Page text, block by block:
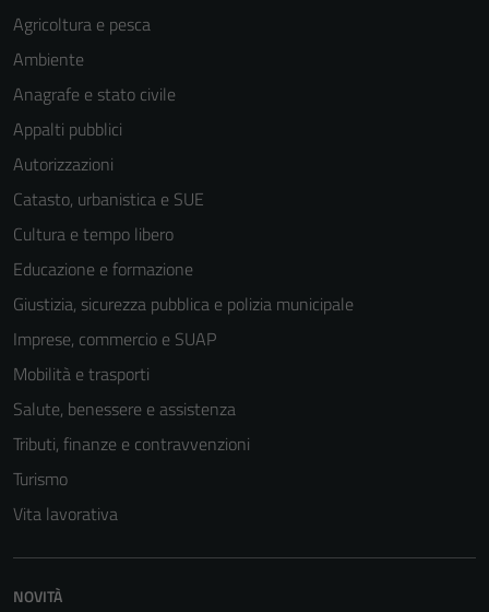
Agricoltura e pesca
Ambiente
Anagrafe e stato civile
Appalti pubblici
Autorizzazioni
Catasto, urbanistica e SUE
Cultura e tempo libero
Educazione e formazione
Giustizia, sicurezza pubblica e polizia municipale
Imprese, commercio e SUAP
Mobilità e trasporti
Salute, benessere e assistenza
Tributi, finanze e contravvenzioni
Turismo
Vita lavorativa
NOVITÀ